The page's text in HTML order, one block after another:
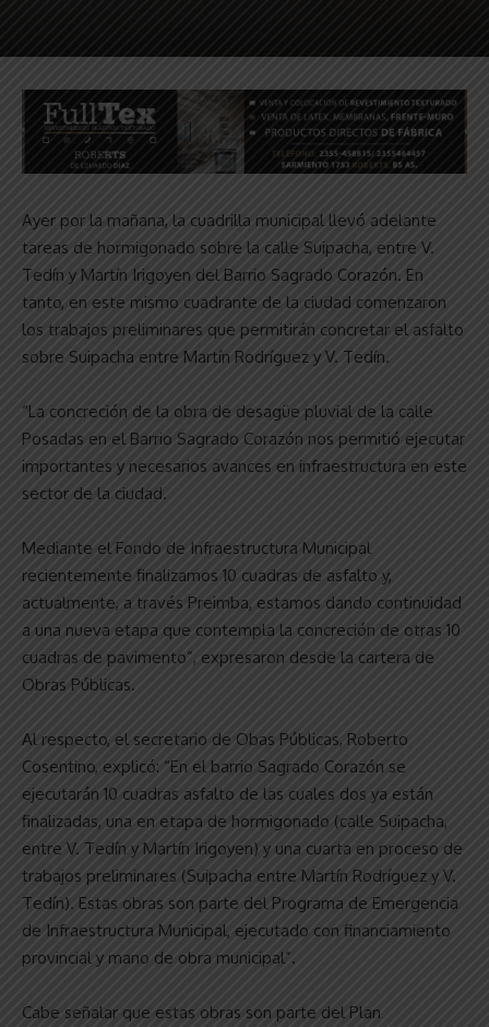
Ayer por la mañana, la cuadrilla municipal llevó adelante
tareas de hormigonado sobre la calle Suipacha, entre V.
Tedín y Martín Irigoyen del Barrio Sagrado Corazón. En
tanto, en este mismo cuadrante de la ciudad comenzaron
los trabajos preliminares que permitirán concretar el asfalto
sobre Suipacha entre Martín Rodríguez y V. Tedín.
“La concreción de la obra de desagüe pluvial de la calle
Posadas en el Barrio Sagrado Corazón nos permitió ejecutar
importantes y necesarios avances en infraestructura en este
sector de la ciudad.
Mediante el Fondo de Infraestructura Municipal
recientemente finalizamos 10 cuadras de asfalto y,
actualmente, a través Preimba, estamos dando continuidad
a una nueva etapa que contempla la concreción de otras 10
cuadras de pavimento”, expresaron desde la cartera de
Obras Públicas.
Al respecto, el secretario de Obas Públicas, Roberto
Cosentino, explicó: “En el barrio Sagrado Corazón se
ejecutarán 10 cuadras asfalto de las cuales dos ya están
finalizadas, una en etapa de hormigonado (calle Suipacha,
entre V. Tedín y Martín Irigoyen) y una cuarta en proceso de
trabajos preliminares (Suipacha entre Martín Rodríguez y V.
Tedín). Estas obras son parte del Programa de Emergencia
de Infraestructura Municipal, ejecutado con financiamiento
provincial y mano de obra municipal”.
Cabe señalar que estas obras son parte del Plan